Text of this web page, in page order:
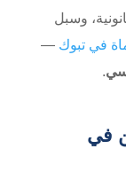
وسبل
في تبوك —
.
في